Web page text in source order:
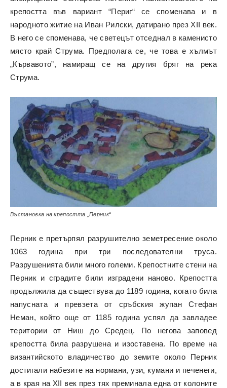
крепостта във вариант “Периг“ се споменава и в
народното житие на Иван Рилски, датирано през ХІІ век.
В него се споменава, че светецът отседнал в каменисто
място край Струма. Предполага се, че това е хълмът
„Кървавото”, намиращ се на другия бряг на река
Струма.
Въстановка на крепостта „Перник“
Перник е претърпял разрушително земетресение около
1063 година при три последователни труса.
Разрушенията били много големи. Крепостните стени на
Перник и сградите били изградени наново. Крепостта
продължила да съществува до 1189 година, когато била
напусната и превзета от сръбския жупан Стефан
Неман, който още от 1185 година успял да завладее
територии от Ниш до Средец. По негова заповед
крепостта била разрушена и изоставена. По време на
византийското владичество до земите около Перник
достигали набезите на нормани, узи, кумани и печенеги,
а в края на XII век през тях преминала една от колоните